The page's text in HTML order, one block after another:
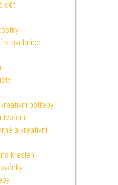
děti
stavebnice
potřeby
tvoření
a kreativní
kreslení